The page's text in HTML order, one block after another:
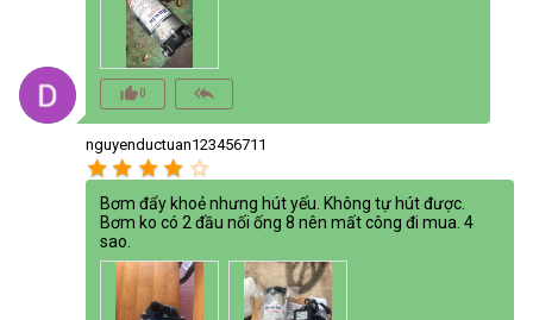
thumb_up_alt0 reply_all
nguyenductuan123456711
star star star star star_border
Bơm đẩy khoẻ nhưng hút yếu. Không tự hút được.
Bơm ko có 2 đầu nối ống 8 nên mất công đi mua. 4
sao.